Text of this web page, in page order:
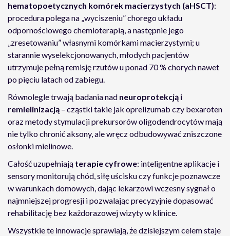
hematopoetycznych komórek macierzystych (aHSCT):
procedura polega na „wyciszeniu” chorego układu
odpornościowego chemioterapią, a następnie jego
„zresetowaniu” własnymi komórkami macierzystymi; u
starannie wyselekcjonowanych, młodych pacjentów
utrzymuje pełną remisję rzutów u ponad 70 % chorych nawet
po pięciu latach od zabiegu.
Równolegle trwają badania nad neuroprotekcją i
remielinizacją – cząstki takie jak oprelizumab czy bexaroten
oraz metody stymulacji prekursorów oligodendrocytów mają
nie tylko chronić aksony, ale wręcz odbudowywać zniszczone
osłonki mielinowe.
Całość uzupełniają terapie cyfrowe: inteligentne aplikacje i
sensory monitorują chód, siłę uścisku czy funkcje poznawcze
w warunkach domowych, dając lekarzowi wczesny sygnał o
najmniejszej progresji i pozwalając precyzyjnie dopasować
rehabilitację bez każdorazowej wizyty w klinice.
Wszystkie te innowacje sprawiają, że dzisiejszym celem staje